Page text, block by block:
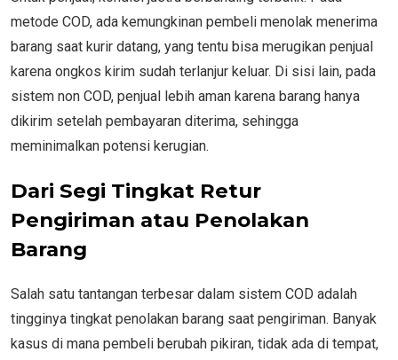
metode COD, ada kemungkinan pembeli menolak menerima
barang saat kurir datang, yang tentu bisa merugikan penjual
karena ongkos kirim sudah terlanjur keluar. Di sisi lain, pada
sistem non COD, penjual lebih aman karena barang hanya
dikirim setelah pembayaran diterima, sehingga
meminimalkan potensi kerugian.
Dari Segi Tingkat Retur
Pengiriman atau Penolakan
Barang
Salah satu tantangan terbesar dalam sistem COD adalah
tingginya tingkat penolakan barang saat pengiriman. Banyak
kasus di mana pembeli berubah pikiran, tidak ada di tempat,